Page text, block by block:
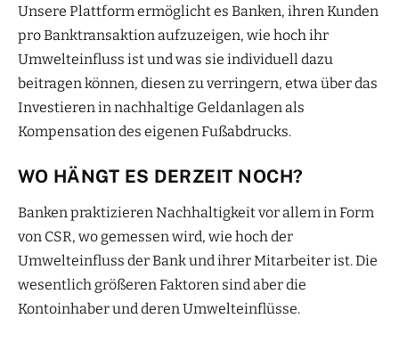
Unsere Plattform ermöglicht es Banken, ihren Kunden
pro Banktransaktion aufzuzeigen, wie hoch ihr
Umwelteinfluss ist und was sie individuell dazu
beitragen können, diesen zu verringern, etwa über das
Investieren in nachhaltige Geldanlagen als
Kompensation des eigenen Fußabdrucks.
WO HÄNGT ES DERZEIT NOCH?
Banken praktizieren Nachhaltigkeit vor allem in Form
von CSR, wo gemessen wird, wie hoch der
Umwelteinfluss der Bank und ihrer Mitarbeiter ist. Die
wesentlich größeren Faktoren sind aber die
Kontoinhaber und deren Umwelteinflüsse.